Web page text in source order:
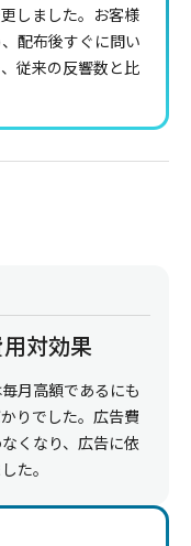
しました。お客様
配布後すぐに問い
従来の反響数と比
対効果
月高額であるにも
りでした。広告費
くなり、広告に依
た。